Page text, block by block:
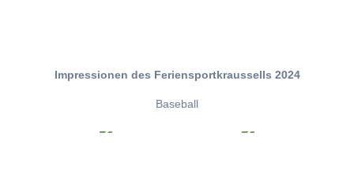
Impressionen des Feriensportkraussells 2024
Baseball